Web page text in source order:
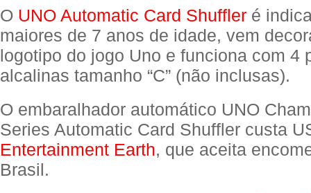
O UNO Automatic Card Shuffler é
maiores de 7 anos de idade, vem
logotipo do jogo Uno e funciona com 4
alcalinas tamanho “C” (não inclusas).
O embaralhador automático UNO
Series Automatic Card Shuffler custa
Entertainment Earth, que aceita
Brasil.